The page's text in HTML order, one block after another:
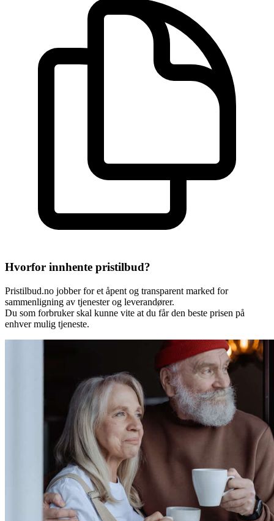
Hvorfor innhente pristilbud?
Pristilbud.no jobber for et åpent og transparent marked for
sammenligning av tjenester og leverandører.
Du som forbruker skal kunne vite at du får den beste prisen på
enhver mulig tjeneste.